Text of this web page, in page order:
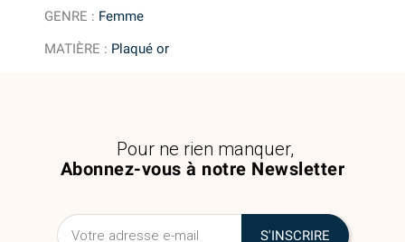
GENRE : Femme
MATIÈRE : Plaqué or
Abonnez-vous à notre Newsletter
Pour ne rien manquer,